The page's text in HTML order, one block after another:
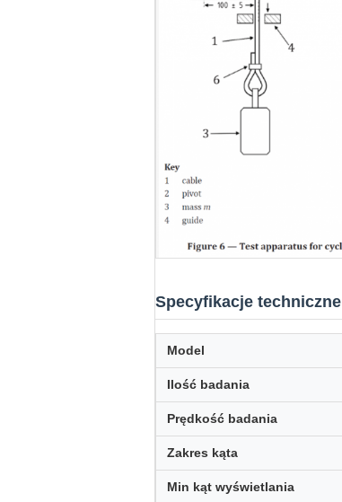
Specyfikacje techniczne
Model
Ilość badania
Prędkość badania
Zakres kąta
Min kąt wyświetlania